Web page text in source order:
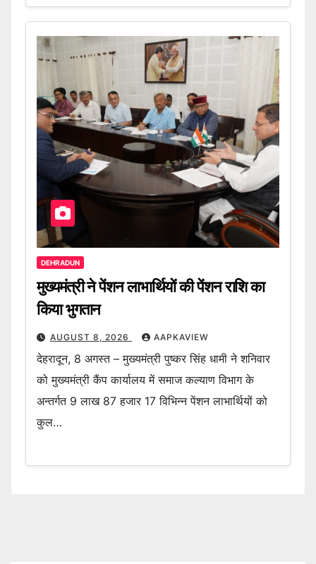
DEHRADUN
मुख्यमंत्री ने पेंशन लाभार्थियों की पेंशन राशि का
किया भुगतान
AUGUST 8, 2026 AAPKAVIEW
देहरादून, 8 अगस्त – मुख्यमंत्री पुष्कर सिंह धामी ने शनिवार
को मुख्यमंत्री कैंप कार्यालय में समाज कल्याण विभाग के
अन्तर्गत 9 लाख 87 हजार 17 विभिन्न पेंशन लाभार्थियों को
कुल…